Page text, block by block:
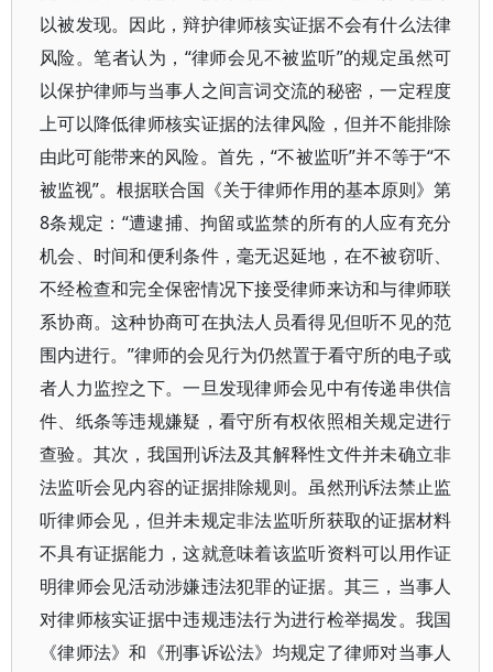
以被发现。因此，辩护律师核实证据不会有什么法律
风险。笔者认为，“律师会见不被监听”的规定虽然可
以保护律师与当事人之间言词交流的秘密，一定程度
上可以降低律师核实证据的法律风险，但并不能排除
由此可能带来的风险。首先，“不被监听”并不等于“不
被监视”。根据联合国《关于律师作用的基本原则》第
8条规定：“遭逮捕、拘留或监禁的所有的人应有充分
机会、时间和便利条件，毫无迟延地，在不被窃听、
不经检查和完全保密情况下接受律师来访和与律师联
系协商。这种协商可在执法人员看得见但听不见的范
围内进行。”律师的会见行为仍然置于看守所的电子或
者人力监控之下。一旦发现律师会见中有传递串供信
件、纸条等违规嫌疑，看守所有权依照相关规定进行
查验。其次，我国刑诉法及其解释性文件并未确立非
法监听会见内容的证据排除规则。虽然刑诉法禁止监
听律师会见，但并未规定非法监听所获取的证据材料
不具有证据能力，这就意味着该监听资料可以用作证
明律师会见活动涉嫌违法犯罪的证据。其三，当事人
对律师核实证据中违规违法行为进行检举揭发。我国
《律师法》和《刑事诉讼法》均规定了律师对当事人